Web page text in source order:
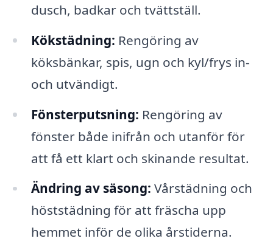
dusch, badkar och tvättställ.
Kökstädning: Rengöring av
köksbänkar, spis, ugn och kyl/frys in-
och utvändigt.
Fönsterputsning: Rengöring av
fönster både inifrån och utanför för
att få ett klart och skinande resultat.
Ändring av säsong: Vårstädning och
höststädning för att fräscha upp
hemmet inför de olika årstiderna.